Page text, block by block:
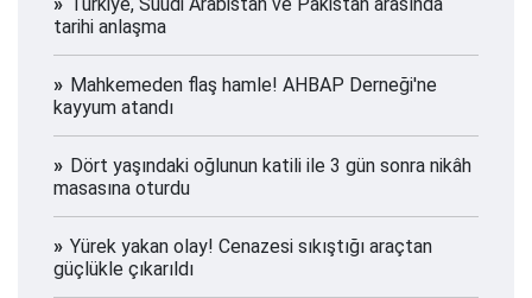
tarihi anlaşma
Mahkemeden flaş hamle! AHBAP Derneği'ne
kayyum atandı
Dört yaşındaki oğlunun katili ile 3 gün sonra nikâh
masasına oturdu
Yürek yakan olay! Cenazesi sıkıştığı araçtan
güçlükle çıkarıldı